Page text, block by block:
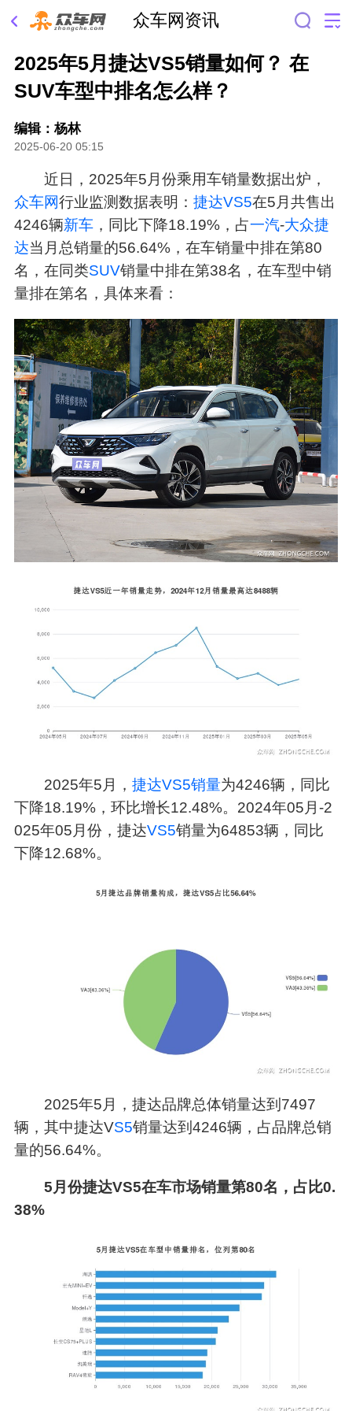
众车网资讯
2025年5月捷达VS5销量如何？ 在
SUV车型中排名怎么样？
编辑：杨林
2025-06-20 05:15
近日，2025年5月份乘用车销量数据出炉，
众车网行业监测数据表明： 捷达VS5在5月共售出
4246辆新车，同比下降18.19%，占一汽-大众捷
达当月总销量的56.64%，在车销量中排在第80
名，在同类SUV销量中排在第38名，在车型中销
量排在第名，具体来看：
2025年5月，捷达VS5销量为4246辆，同比
下降18.19%，环比增长12.48%。2024年05月-2
025年05月份，捷达VS5销量为64853辆，同比
下降12.68%。
2025年5月，捷达品牌总体销量达到7497
辆，其中捷达VS5销量达到4246辆，占品牌总销
量的56.64%。
5月份捷达VS5在车市场销量第80名，占比0.
38%